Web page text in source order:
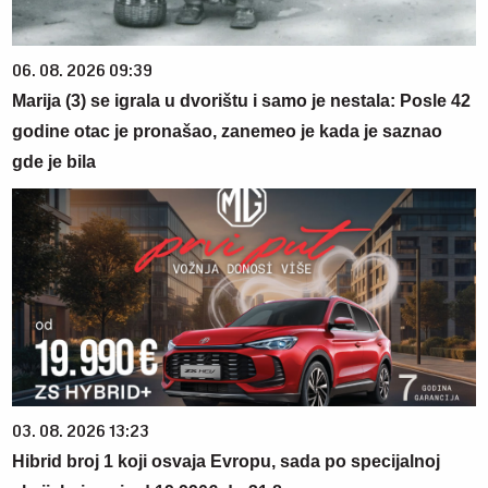
06. 08. 2026 09:39
Marija (3) se igrala u dvorištu i samo je nestala: Posle 42
godine otac je pronašao, zanemeo je kada je saznao
gde je bila
03. 08. 2026 13:23
Hibrid broj 1 koji osvaja Evropu, sada po specijalnoj